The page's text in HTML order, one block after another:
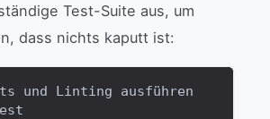
Test-Suite aus, um
dass nichts kaputt ist:
und Linting ausführen